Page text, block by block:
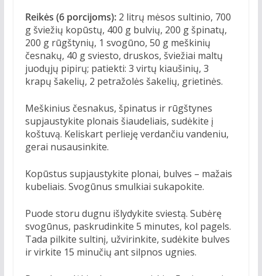
Reikės (6 porcijoms):2 litrų mėsos sultinio, 700
g šviežių kopūstų, 400 g bulvių, 200 g špinatų,
200 g rūgštynių, 1 svogūno, 50 g meškinių
česnakų, 40 g sviesto, druskos, šviežiai maltų
juodųjų pipirų; patiekti: 3 virtų kiaušinių, 3
krapų šakelių, 2 petražolės šakelių, grietinės.
Meškinius česnakus, špinatus ir rūgštynes
supjaustykite plonais šiaudeliais, sudėkite į
koštuvą. Keliskart perlieję verdančiu vandeniu,
gerai nusausinkite.
Kopūstus supjaustykite plonai, bulves – mažais
kubeliais. Svogūnus smulkiai sukapokite.
Puode storu dugnu išlydykite sviestą. Subėrę
svogūnus, paskrudinkite 5 minutes, kol pagels.
Tada pilkite sultinį, užvirinkite, sudėkite bulves
ir virkite 15 minučių ant silpnos ugnies.